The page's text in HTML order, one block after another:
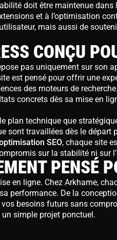
doit être maintenue
et à l’optimisation
mais aussi de
CONÇU
pas uniquement sur son
est pensé pour offrir une
des moteurs de
concrets dès sa mise en
plan technique que
sont travaillées dès le départ
SEO, chaque site
sur la stabilité ni sur
PENSÉ
en ligne. Chez Arkhame,
performance. De la
vos besoins futurs sans
simple projet ponctuel.